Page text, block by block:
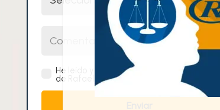
He leído y acepto la política de privacidad
de Rafael Alcalde Centro de Oposiciones.